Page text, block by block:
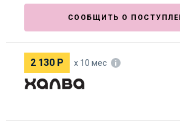
СООБЩИТЬ О
2 130 Р х 10 мес